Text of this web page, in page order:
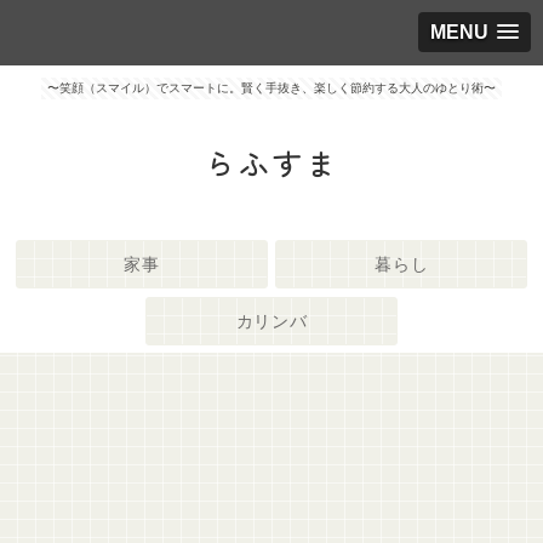
MENU
〜笑顔（スマイル）でスマートに。賢く手抜き、楽しく節約する大人のゆとり術〜
らふすま
家事 暮らし
カリンバ